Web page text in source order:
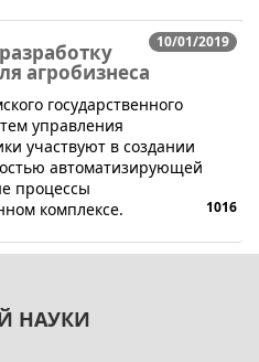
10/01/2019
агробизнеса
государственного
управления
участвуют в создании
автоматизирующей
процессы
комплексе.
1016
НАУКИ